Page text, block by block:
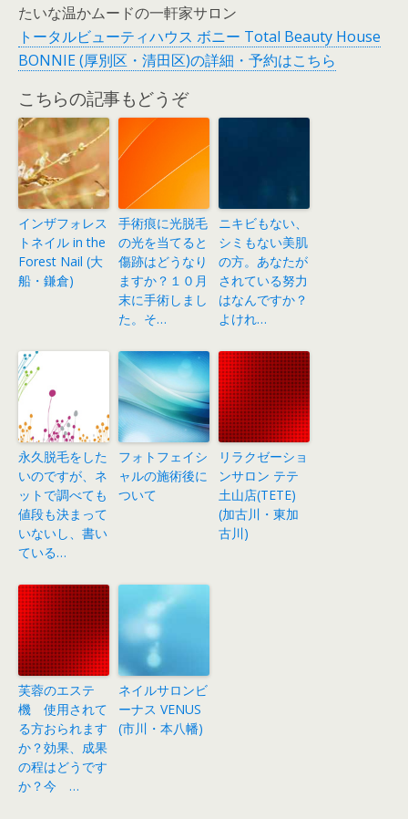
たいな温かムードの一軒家サロン
トータルビューティハウス ボニー Total Beauty House
BONNIE (厚別区・清田区)の詳細・予約はこちら
こちらの記事もどうぞ
インザフォレス
トネイル in the
Forest Nail (大
船・鎌倉)
手術痕に光脱毛
の光を当てると
傷跡はどうなり
ますか？１０月
末に手術しまし
た。そ…
ニキビもない、
シミもない美肌
の方。あなたが
されている努力
はなんですか？
よけれ…
永久脱毛をした
いのですが、ネ
ットで調べても
値段も決まって
いないし、書い
ている…
フォトフェイシ
ャルの施術後に
ついて
リラクゼーショ
ンサロン テテ
土山店(TETE)
(加古川・東加
古川)
芙蓉のエステ
機 使用されて
る方おられます
か？効果、成果
の程はどうです
か？今 …
ネイルサロンビ
ーナス VENUS
(市川・本八幡)